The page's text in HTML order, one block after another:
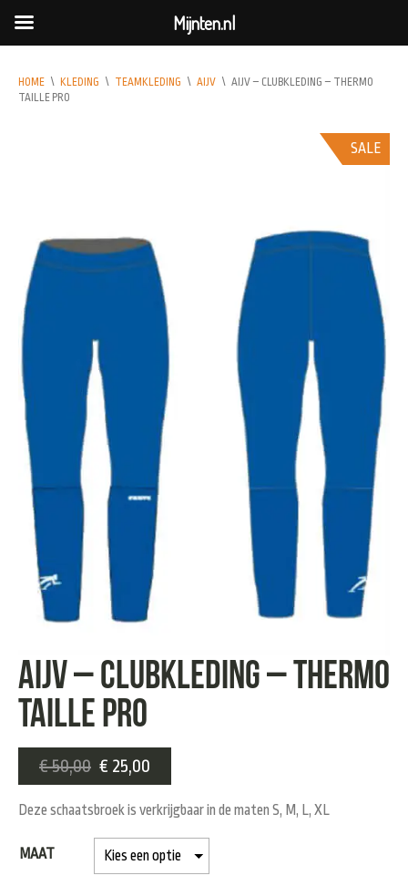
HOME \ KLEDING \ TEAMKLEDING \ AIJV \ AIJV – CLUBKLEDING – THERMO
TAILLE PRO
SALE
AIJV – clubkleding – Thermo
taille pro
€50,00 € 25,00
Deze schaatsbroek is verkrijgbaar in de maten S, M, L, XL
MAAT
Mijnten.nl